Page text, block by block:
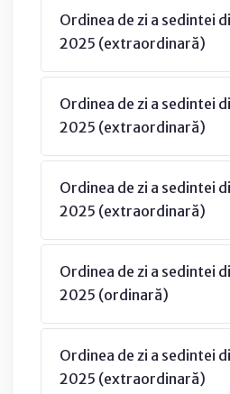
Ordinea de zi a sedintei
2025 (extraordinară)
Ordinea de zi a sedintei
2025 (extraordinară)
Ordinea de zi a sedintei
2025 (extraordinară)
Ordinea de zi a sedintei
2025 (ordinară)
Ordinea de zi a sedintei
2025 (extraordinară)